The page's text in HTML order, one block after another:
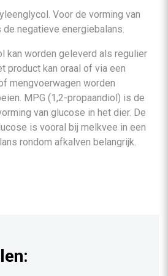
Voor de vorming van
negatieve energiebalans.
kan worden geleverd als regulier
product kan oraal of via een
mengvoerwagen worden
MPG (1,2-propaandiol) is de
van glucose in het dier. De
is vooral bij melkvee in een
rondom afkalven belangrijk.